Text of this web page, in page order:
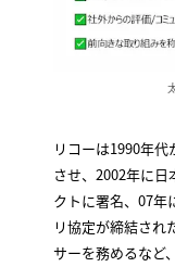
リコーは1990年
させ、2002年に
クトに署名、07年
リ協定が締結され
サーを務めるなど